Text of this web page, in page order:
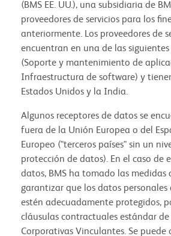
(BMS EE. UU.), una subsidiaria de
proveedores de servicios para los
anteriormente. Los proveedores de
encuentran en una de las
(Soporte y mantenimiento de
Infraestructura de software) y
Estados Unidos y la India.
Algunos receptores de datos se
fuera de la Unión Europea o del
Europeo ("terceros países" sin un
protección de datos). En el caso de
datos, BMS ha tomado las medidas
garantizar que los datos personales
estén adecuadamente protegidos,
cláusulas contractuales estándar de
Corporativas Vinculantes. Se puede